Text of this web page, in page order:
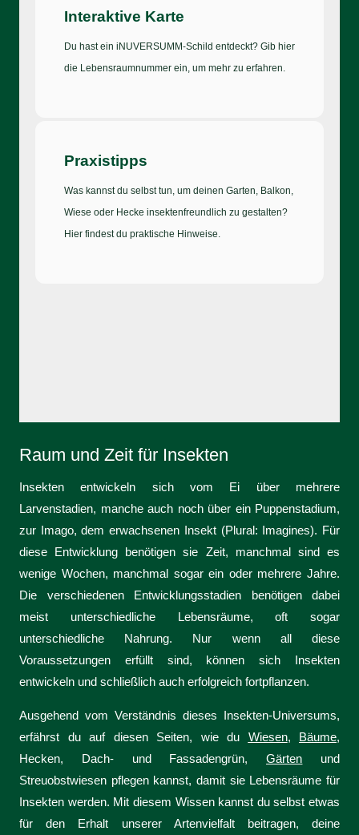
Interaktive Karte
Du hast ein iNUVERSUMM-Schild entdeckt? Gib hier
die Lebensraumnummer ein, um mehr zu erfahren.
Praxistipps
Was kannst du selbst tun, um deinen Garten, Balkon,
Wiese oder Hecke insektenfreundlich zu gestalten?
Hier findest du praktische Hinweise.
Raum und Zeit für Insekten
Insekten entwickeln sich vom Ei über mehrere
Larvenstadien, manche auch noch über ein Puppenstadium,
zur Imago, dem erwachsenen Insekt (Plural: Imagines). Für
diese Entwicklung benötigen sie Zeit, manchmal sind es
wenige Wochen, manchmal sogar ein oder mehrere Jahre.
Die verschiedenen Entwicklungsstadien benötigen dabei
meist unterschiedliche Lebensräume, oft sogar
unterschiedliche Nahrung. Nur wenn all diese
Voraussetzungen erfüllt sind, können sich Insekten
entwickeln und schließlich auch erfolgreich fortpflanzen.
Ausgehend vom Verständnis dieses Insekten-Universums,
erfährst du auf diesen Seiten, wie du Wiesen, Bäume,
Hecken, Dach- und Fassadengrün,Gärten und
Streuobstwiesen pflegen kannst, damit sie Lebensräume für
Insekten werden. Mit diesem Wissen kannst du selbst etwas
für den Erhalt unserer Artenvielfalt beitragen, deine